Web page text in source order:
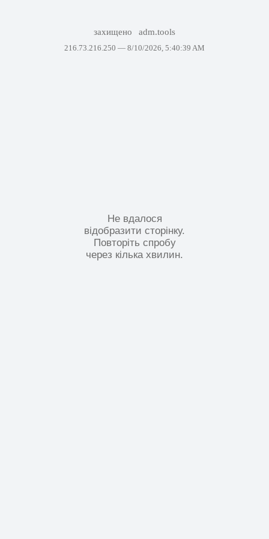
захищено adm.tools
216.73.216.250 — 8/10/2026, 5:40:39 AM
Не вдалося
відобразити сторінку.
Повторіть спробу
через кілька хвилин.